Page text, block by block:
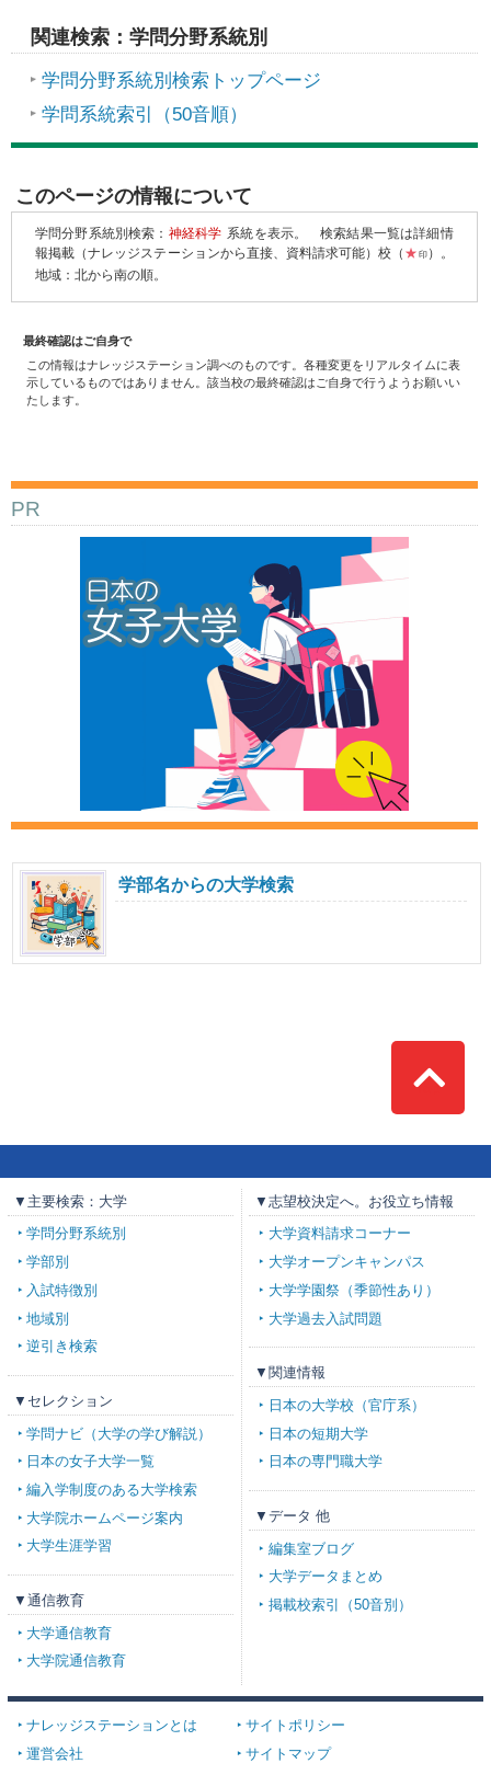
関連検索：学問分野系統別
学問分野系統別検索トップページ
学問系統索引（50音順）
このページの情報について
学問分野系統別検索： 神経科学 系統を表示。
検索結果一覧は詳細情
報掲載（ナレッジステーションから直接、資料請求可能）校（ ★ 印）。
地域：北から南の順。
最終確認はご自身で
この情報はナレッジステーション調べのものです。各種変更をリアルタイムに表
示しているものではありません。該当校の最終確認はご自身で行うようお願いい
たします。
PR
学部名からの大学検索
Top
▼主要検索：大学
学問分野系統別
学部別
入試特徴別
地域別
逆引き検索
▼セレクション
学問ナビ（大学の学び解説）
日本の女子大学一覧
編入学制度のある大学検索
大学院ホームページ案内
大学生涯学習
▼通信教育
大学通信教育
大学院通信教育
▼志望校決定へ。お役立ち情報
大学資料請求コーナー
大学オープンキャンパス
大学学園祭（季節性あり）
大学過去入試問題
▼関連情報
日本の大学校（官庁系）
日本の短期大学
日本の専門職大学
▼データ 他
編集室ブログ
大学データまとめ
掲載校索引（50音別）
ナレッジステーションとは
サイトポリシー
運営会社
サイトマップ